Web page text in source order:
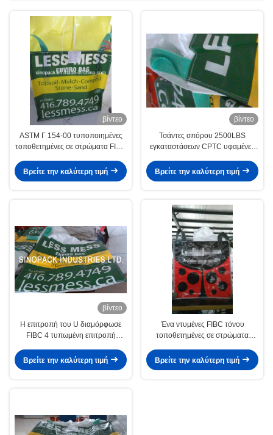
βίντεο
ASTM Γ 154-00 τυποποιημένες
τοποθετημένες σε στρώματα FIBC
Βρείτε την καλύτερη τιμή
βίντεο
Τσάντες σπόρου 2500LBS
εγκαταστάσεων CPTC υφαμένες
BOPP μη
Βρείτε την καλύτερη τιμή
βίντεο
Η επιτροπή του U διαμόρφωσε
FIBC 4 τυπωμένη επιτροπή
τσαντών BOPP
Βρείτε την καλύτερη τιμή
Ένα ντυμένες FIBC τόνου
τοποθετημένες σε στρώματα
τσαντών για τη γεωργική χρήση
Βρείτε την καλύτερη τιμή